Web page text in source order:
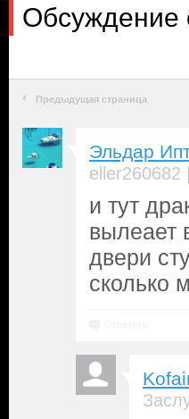
Обсуждение
Предыдущая страница
Эльдар
eller260682 |
и тут
вылеает
двери
сколько